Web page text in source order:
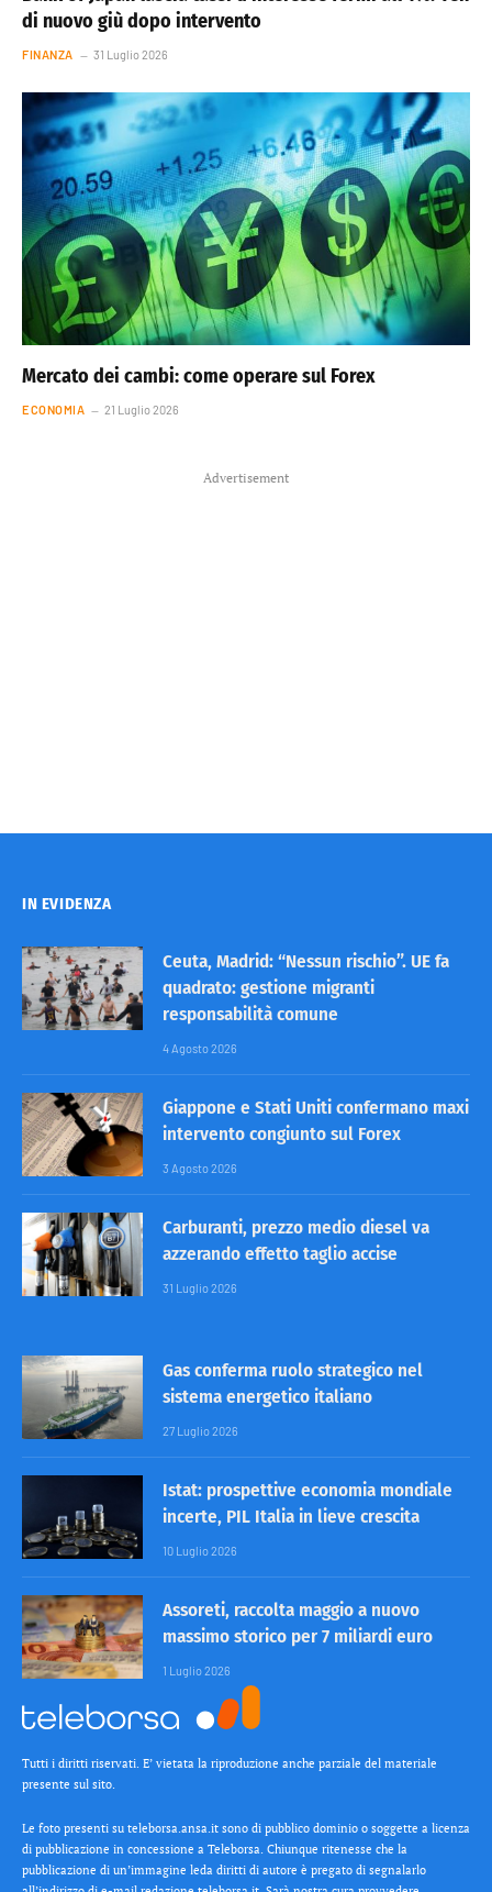
di nuovo giù dopo intervento
FINANZA 31 Luglio 2026
Mercato dei cambi: come operare sul Forex
ECONOMIA 21 Luglio 2026
Advertisement
IN EVIDENZA
Ceuta, Madrid: “Nessun rischio”. UE fa
quadrato: gestione migranti
responsabilità comune
4 Agosto 2026
Giappone e Stati Uniti confermano maxi
intervento congiunto sul Forex
3 Agosto 2026
Carburanti, prezzo medio diesel va
azzerando effetto taglio accise
31 Luglio 2026
Gas conferma ruolo strategico nel
sistema energetico italiano
27 Luglio 2026
Istat: prospettive economia mondiale
incerte, PIL Italia in lieve crescita
10 Luglio 2026
Assoreti, raccolta maggio a nuovo
massimo storico per 7 miliardi euro
1 Luglio 2026
Tutti i diritti riservati. E’ vietata la riproduzione anche parziale del materiale
presente sul sito.
Le foto presenti su teleborsa.ansa.it sono di pubblico dominio o soggette a licenza
di pubblicazione in concessione a Teleborsa. Chiunque ritenesse che la
pubblicazione di un’immagine leda diritti di autore è pregato di segnalarlo